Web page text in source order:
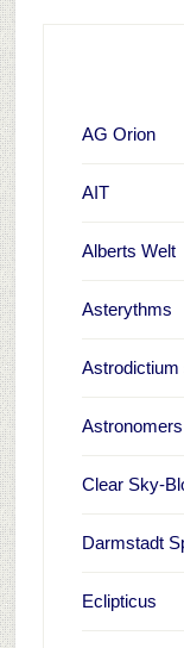
AG Orion
AIT
Alberts Welt
Asterythms
Astrodictium
Clear Sky-
Darmstadt
Eclipticus